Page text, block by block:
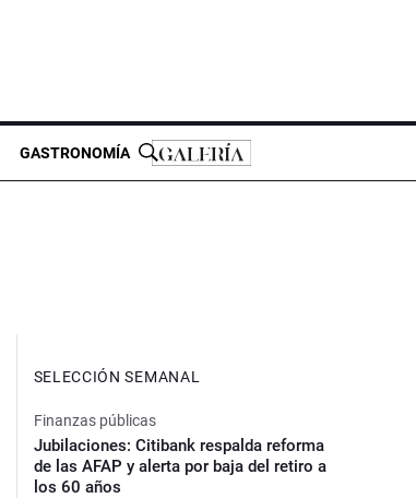
GASTRONOMÍA
SELECCIÓN SEMANAL
Finanzas públicas
Jubilaciones: Citibank respalda reforma
de las AFAP y alerta por baja del retiro a
los 60 años